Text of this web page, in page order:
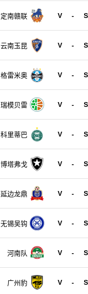
定南赣联 V - S
云南玉昆 V - S
格雷米奥 V - S
瑞模贝雷 V - S
科里蒂巴 V - S
博塔弗戈 V - S
延边龙鼎 V - S
无锡吴钩 V - S
河南队 V - S
广州豹 V - S